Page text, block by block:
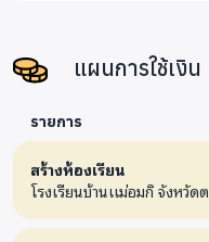
แผนการใช้เงิน
รายการ
สร้างห้องเรียน
โรงเรียนบ้านเเม่อมกิ จังหวัด